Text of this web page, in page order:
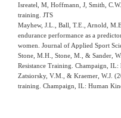
Isreatel, M, Hoffmann, J, Smith,
training. JTS
Mayhew, J.L., Ball, T.E., Arnold,
endurance performance as a
women. Journal of Applied Sport
Stone, M.H., Stone, M., & Sander,
Resistance Training. Champaign, IL:
Zatsiorsky, V.M., & Kraemer, W.J.
training. Champaign, IL: Human